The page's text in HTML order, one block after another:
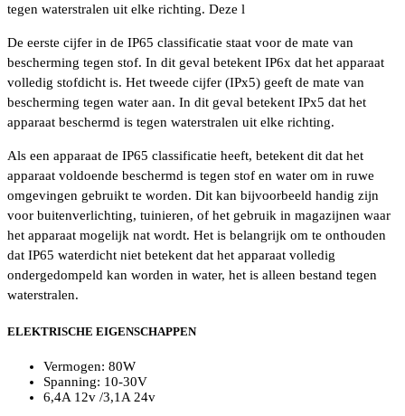
tegen waterstralen uit elke richting. Deze l
De eerste cijfer in de IP65 classificatie staat voor de mate van
bescherming tegen stof. In dit geval betekent IP6x dat het apparaat
volledig stofdicht is. Het tweede cijfer (IPx5) geeft de mate van
bescherming tegen water aan. In dit geval betekent IPx5 dat het
apparaat beschermd is tegen waterstralen uit elke richting.
Als een apparaat de IP65 classificatie heeft, betekent dit dat het
apparaat voldoende beschermd is tegen stof en water om in ruwe
omgevingen gebruikt te worden. Dit kan bijvoorbeeld handig zijn
voor buitenverlichting, tuinieren, of het gebruik in magazijnen waar
het apparaat mogelijk nat wordt. Het is belangrijk om te onthouden
dat IP65 waterdicht niet betekent dat het apparaat volledig
ondergedompeld kan worden in water, het is alleen bestand tegen
waterstralen.
ELEKTRISCHE EIGENSCHAPPEN
Vermogen: 80W
Spanning: 10-30V
6,4A 12v /3,1A 24v